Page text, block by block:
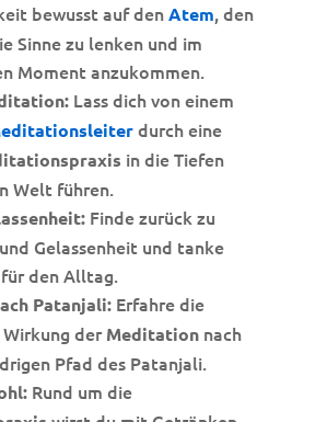
bewusst auf denAtem, den
Sinne zu lenken und im
Moment anzukommen.
Lass dich von einem
durch eine
in die Tiefen
Welt führen.
Finde zurück zu
Gelassenheit und tanke
den Alltag.
Patanjali:Erfahre die
derMeditationnach
Pfad des Patanjali.
Rund um die